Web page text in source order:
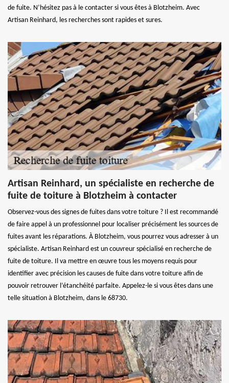
de fuite. N’hésitez pas à le contacter si vous êtes à Blotzheim. Avec
Artisan Reinhard, les recherches sont rapides et sures.
Artisan Reinhard, un spécialiste en recherche de
fuite de toiture à Blotzheim à contacter
Observez-vous des signes de fuites dans votre toiture ? Il est recommandé
de faire appel à un professionnel pour localiser précisément les sources de
fuites avant les réparations. À Blotzheim, vous pourrez vous adresser à un
spécialiste. Artisan Reinhard est un couvreur spécialisé en recherche de
fuite de toiture. Il va mettre en œuvre tous les moyens requis pour
identifier avec précision les causes de fuite dans votre toiture afin de
pouvoir retrouver l’étanchéité parfaite. Appelez-le si vous êtes dans une
telle situation à Blotzheim, dans le 68730.